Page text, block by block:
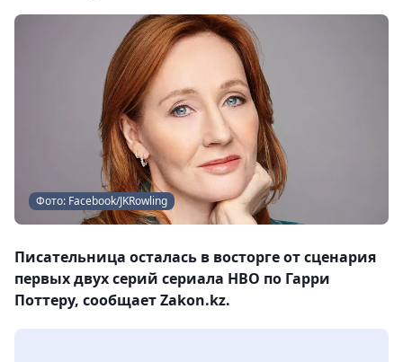
Фото: Facebook/JKRowling
Писательница осталась в восторге от сценария
первых двух серий сериала НВО по Гарри
Поттеру, сообщает Zakon.kz.